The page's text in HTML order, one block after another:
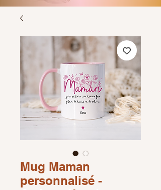
Mug Maman
personnalisé -